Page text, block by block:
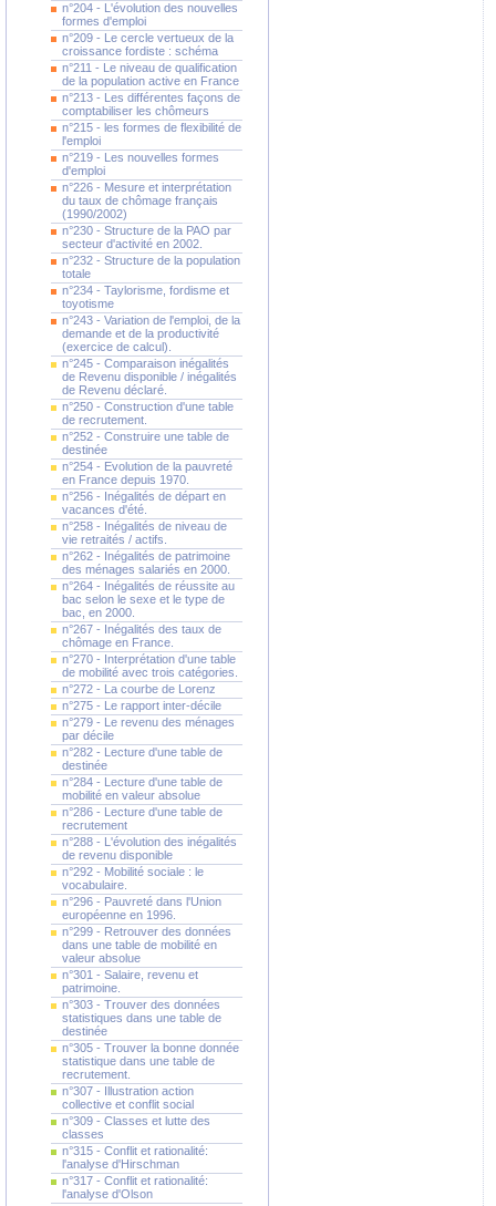
n°204 - L'évolution des nouvelles
formes d'emploi
n°209 - Le cercle vertueux de la
croissance fordiste : schéma
n°211 - Le niveau de qualification
de la population active en France
n°213 - Les différentes façons de
comptabiliser les chômeurs
n°215 - les formes de flexibilité de
l'emploi
n°219 - Les nouvelles formes
d'emploi
n°226 - Mesure et interprétation
du taux de chômage français
(1990/2002)
n°230 - Structure de la PAO par
secteur d'activité en 2002.
n°232 - Structure de la population
totale
n°234 - Taylorisme, fordisme et
toyotisme
n°243 - Variation de l'emploi, de la
demande et de la productivité
(exercice de calcul).
n°245 - Comparaison inégalités
de Revenu disponible / inégalités
de Revenu déclaré.
n°250 - Construction d'une table
de recrutement.
n°252 - Construire une table de
destinée
n°254 - Evolution de la pauvreté
en France depuis 1970.
n°256 - Inégalités de départ en
vacances d'été.
n°258 - Inégalités de niveau de
vie retraités / actifs.
n°262 - Inégalités de patrimoine
des ménages salariés en 2000.
n°264 - Inégalités de réussite au
bac selon le sexe et le type de
bac, en 2000.
n°267 - Inégalités des taux de
chômage en France.
n°270 - Interprétation d'une table
de mobilité avec trois catégories.
n°272 - La courbe de Lorenz
n°275 - Le rapport inter-décile
n°279 - Le revenu des ménages
par décile
n°282 - Lecture d'une table de
destinée
n°284 - Lecture d'une table de
mobilité en valeur absolue
n°286 - Lecture d'une table de
recrutement
n°288 - L'évolution des inégalités
de revenu disponible
n°292 - Mobilité sociale : le
vocabulaire.
n°296 - Pauvreté dans l'Union
européenne en 1996.
n°299 - Retrouver des données
dans une table de mobilité en
valeur absolue
n°301 - Salaire, revenu et
patrimoine.
n°303 - Trouver des données
statistiques dans une table de
destinée
n°305 - Trouver la bonne donnée
statistique dans une table de
recrutement.
n°307 - Illustration action
collective et conflit social
n°309 - Classes et lutte des
classes
n°315 - Conflit et rationalité:
l'analyse d'Hirschman
n°317 - Conflit et rationalité:
l'analyse d'Olson